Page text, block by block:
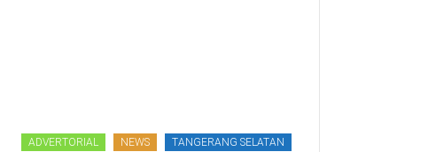
ADVERTORIAL NEWS TANGERANG SELATAN